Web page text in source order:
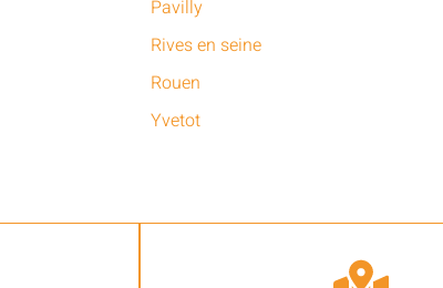
Pavilly
Rives en seine
Rouen
Yvetot